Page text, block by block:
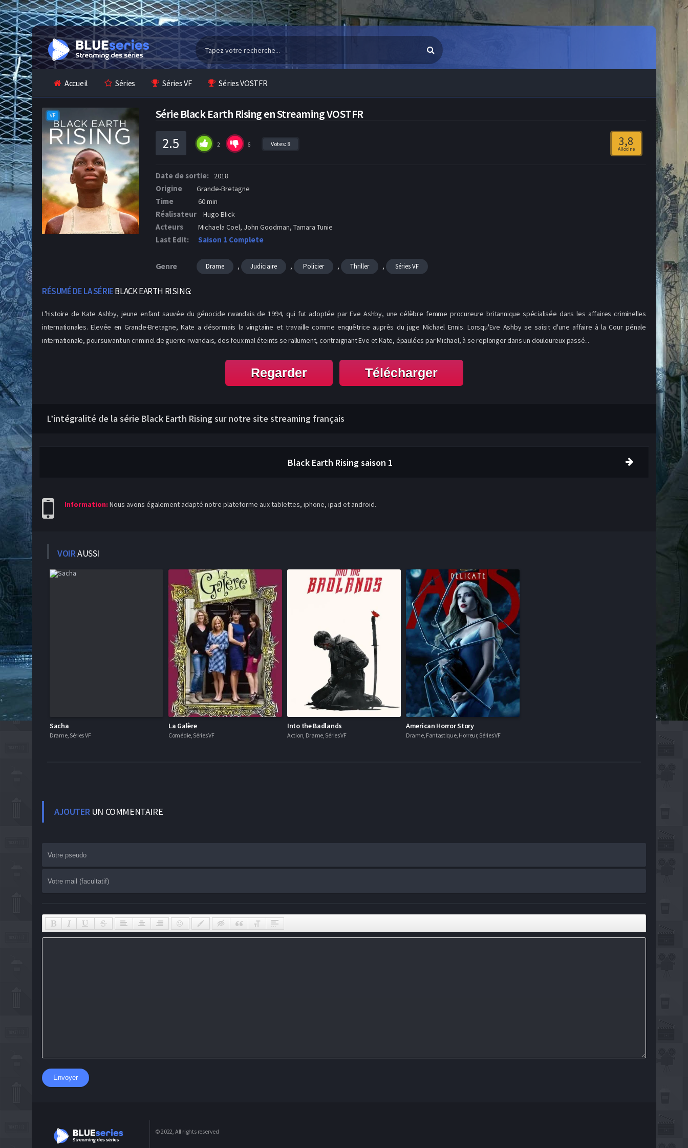
Accueil Séries Séries VF Séries VOSTFR
VF Série Black Earth Rising en Streaming VOSTFR
2.5 2 6 Votes: 8 3,8
Allocine
Date de sortie: 2018
Origine Grande-Bretagne
Time 60 min
Réalisateur Hugo Blick
Acteurs Michaela Coel, John Goodman, Tamara Tunie
Last Edit: Saison 1 Complete
Genre Drame , Judiciaire , Policier , Thriller , Séries VF
RÉSUMÉ DE LA SÉRIEBLACK EARTH RISING:
L'histoire de Kate Ashby, jeune enfant sauvée du génocide rwandais de 1994, qui fut adoptée par Eve Ashby, une célèbre femme procureure britannique spécialisée dans les affaires criminelles
internationales. Elevée en Grande-Bretagne, Kate a désormais la vingtaine et travaille comme enquêtrice auprès du juge Michael Ennis. Lorsqu'Eve Ashby se saisit d'une affaire à la Cour pénale
internationale, poursuivant un criminel de guerre rwandais, des feux mal éteints se rallument, contraignant Eve et Kate, épaulées par Michael, à se replonger dans un douloureux passé...
Regarder Télécharger
L’intégralité de la série Black Earth Rising sur notre site streaming français
Black Earth Risingsaison 1
Information: Nous avons également adapté notre plateforme aux tablettes, iphone, ipad et android.
VOIRAUSSI
Sacha
Drame, Séries VF
La Galère
Comédie, Séries VF
Into the Badlands
Action, Drame, Séries VF
American Horror Story
Drame, Fantastique, Horreur, Séries VF
AJOUTERUN COMMENTAIRE
Envoyer
© 2022, All rights reserved